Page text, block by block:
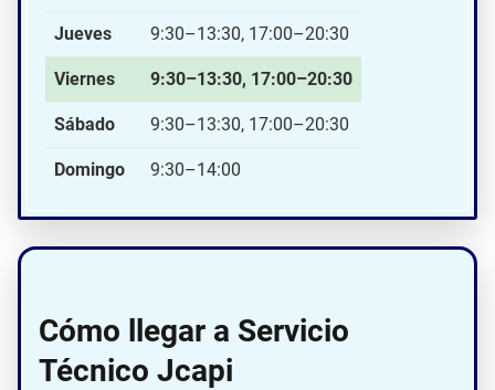
Jueves 9:30–13:30, 17:00–20:30
Viernes 9:30–13:30, 17:00–20:30
Sábado 9:30–13:30, 17:00–20:30
Domingo 9:30–14:00
Cómo llegar a Servicio
Técnico Jcapi